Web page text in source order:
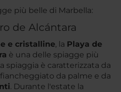
più belle di Marbella:
de Alcántara
e cristalline, la Playa de
è una delle spiagge più
spiaggia è caratterizzata da
fiancheggiato da palme e da
. Durante l'estate la